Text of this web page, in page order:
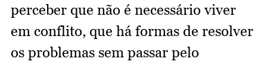
perceber que não é necessário viver
em conflito, que há formas de resolver
os problemas sem passar pelo